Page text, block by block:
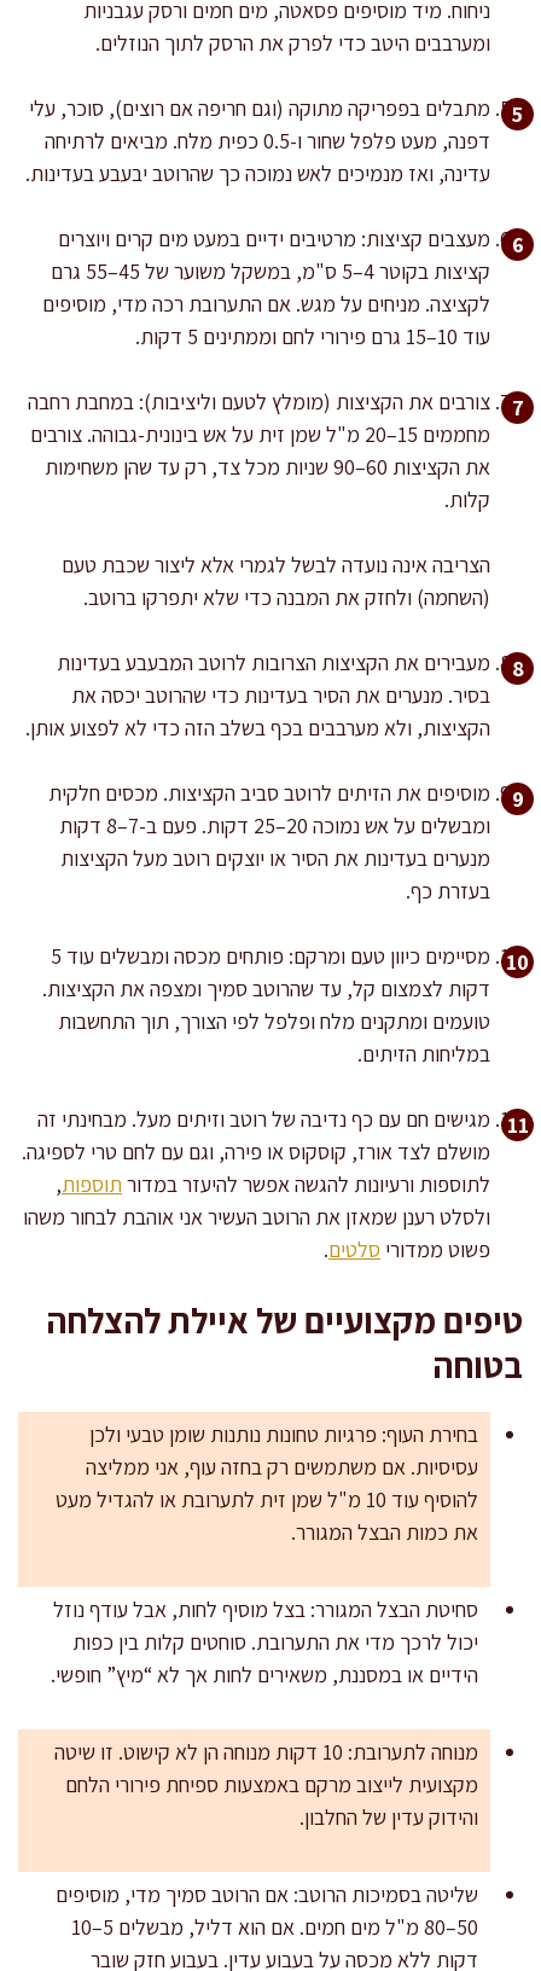
ניחוח. מיד מוסיפים פסאטה, מים חמים ורסק עגבניות
ומערבבים היטב כדי לפרק את הרסק לתוך הנוזלים.
מתבלים בפפריקה מתוקה (וגם חריפה אם רוצים), סוכר, עלי
דפנה, מעט פלפל שחור ו-0.5 כפית מלח. מביאים לרתיחה
עדינה, ואז מנמיכים לאש נמוכה כך שהרוטב יבעבע בעדינות.
מעצבים קציצות: מרטיבים ידיים במעט מים קרים ויוצרים
קציצות בקוטר 4–5 ס"מ, במשקל משוער של 45–55 גרם
לקציצה. מניחים על מגש. אם התערובת רכה מדי, מוסיפים
עוד 10–15 גרם פירורי לחם וממתינים 5 דקות.
צורבים את הקציצות (מומלץ לטעם וליציבות): במחבת רחבה
מחממים 15–20 מ"ל שמן זית על אש בינונית-גבוהה. צורבים
את הקציצות 60–90 שניות מכל צד, רק עד שהן משחימות
קלות.
הצריבה אינה נועדה לבשל לגמרי אלא ליצור שכבת טעם
(השחמה) ולחזק את המבנה כדי שלא יתפרקו ברוטב.
מעבירים את הקציצות הצרובות לרוטב המבעבע בעדינות
בסיר. מנערים את הסיר בעדינות כדי שהרוטב יכסה את
הקציצות, ולא מערבבים בכף בשלב הזה כדי לא לפצוע אותן.
מוסיפים את הזיתים לרוטב סביב הקציצות. מכסים חלקית
ומבשלים על אש נמוכה 20–25 דקות. פעם ב-7–8 דקות
מנערים בעדינות את הסיר או יוצקים רוטב מעל הקציצות
בעזרת כף.
מסיימים כיוון טעם ומרקם: פותחים מכסה ומבשלים עוד 5
דקות לצמצום קל, עד שהרוטב סמיך ומצפה את הקציצות.
טועמים ומתקנים מלח ופלפל לפי הצורך, תוך התחשבות
במליחות הזיתים.
מגישים חם עם כף נדיבה של רוטב וזיתים מעל. מבחינתי זה
מושלם לצד אורז, קוסקוס או פירה, וגם עם לחם טרי לספיגה.
לתוספות ורעיונות להגשה אפשר להיעזר במדור תוספות,
ולסלט רענן שמאזן את הרוטב העשיר אני אוהבת לבחור משהו
פשוט ממדורי סלטים.
טיפים מקצועיים של איילת להצלחה
בטוחה
בחירת העוף: פרגיות טחונות נותנות שומן טבעי ולכן
עסיסיות. אם משתמשים רק בחזה עוף, אני ממליצה
להוסיף עוד 10 מ"ל שמן זית לתערובת או להגדיל מעט
את כמות הבצל המגורר.
סחיטת הבצל המגורר: בצל מוסיף לחות, אבל עודף נוזל
יכול לרכך מדי את התערובת. סוחטים קלות בין כפות
הידיים או במסננת, משאירים לחות אך לא “מיץ” חופשי.
מנוחה לתערובת: 10 דקות מנוחה הן לא קישוט. זו שיטה
מקצועית לייצוב מרקם באמצעות ספיחת פירורי הלחם
והידוק עדין של החלבון.
שליטה בסמיכות הרוטב: אם הרוטב סמיך מדי, מוסיפים
50–80 מ"ל מים חמים. אם הוא דליל, מבשלים 5–10
דקות ללא מכסה על בעבוע עדין. בעבוע חזק שובר